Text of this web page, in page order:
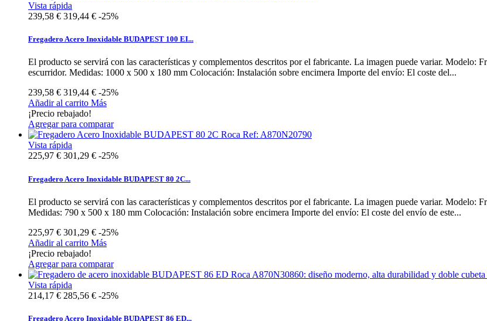
Vista rápida
239,58 € 319,44 € -25%
Fregadero Acero Inoxidable BUDAPEST 100 EI...
El producto se servirá con las características y complementos descritos por el fabricante. La imagen puede variar.
escurridor. Medidas: 1000 x 500 x 180 mm Colocación: Instalación sobre encimera Importe del envío: El coste del...
239,58 € 319,44 € -25%
Añadir al carrito Más
¡Precio rebajado!
Agregar para comparar
Vista rápida
225,97 € 301,29 € -25%
Fregadero Acero Inoxidable BUDAPEST 80 2C...
El producto se servirá con las características y complementos descritos por el fabricante. La imagen puede variar.
Medidas: 790 x 500 x 180 mm Colocación: Instalación sobre encimera Importe del envío: El coste del envío de este...
225,97 € 301,29 € -25%
Añadir al carrito Más
¡Precio rebajado!
Agregar para comparar
Vista rápida
214,17 € 285,56 € -25%
Fregadero Acero Inoxidable BUDAPEST 86 ED...